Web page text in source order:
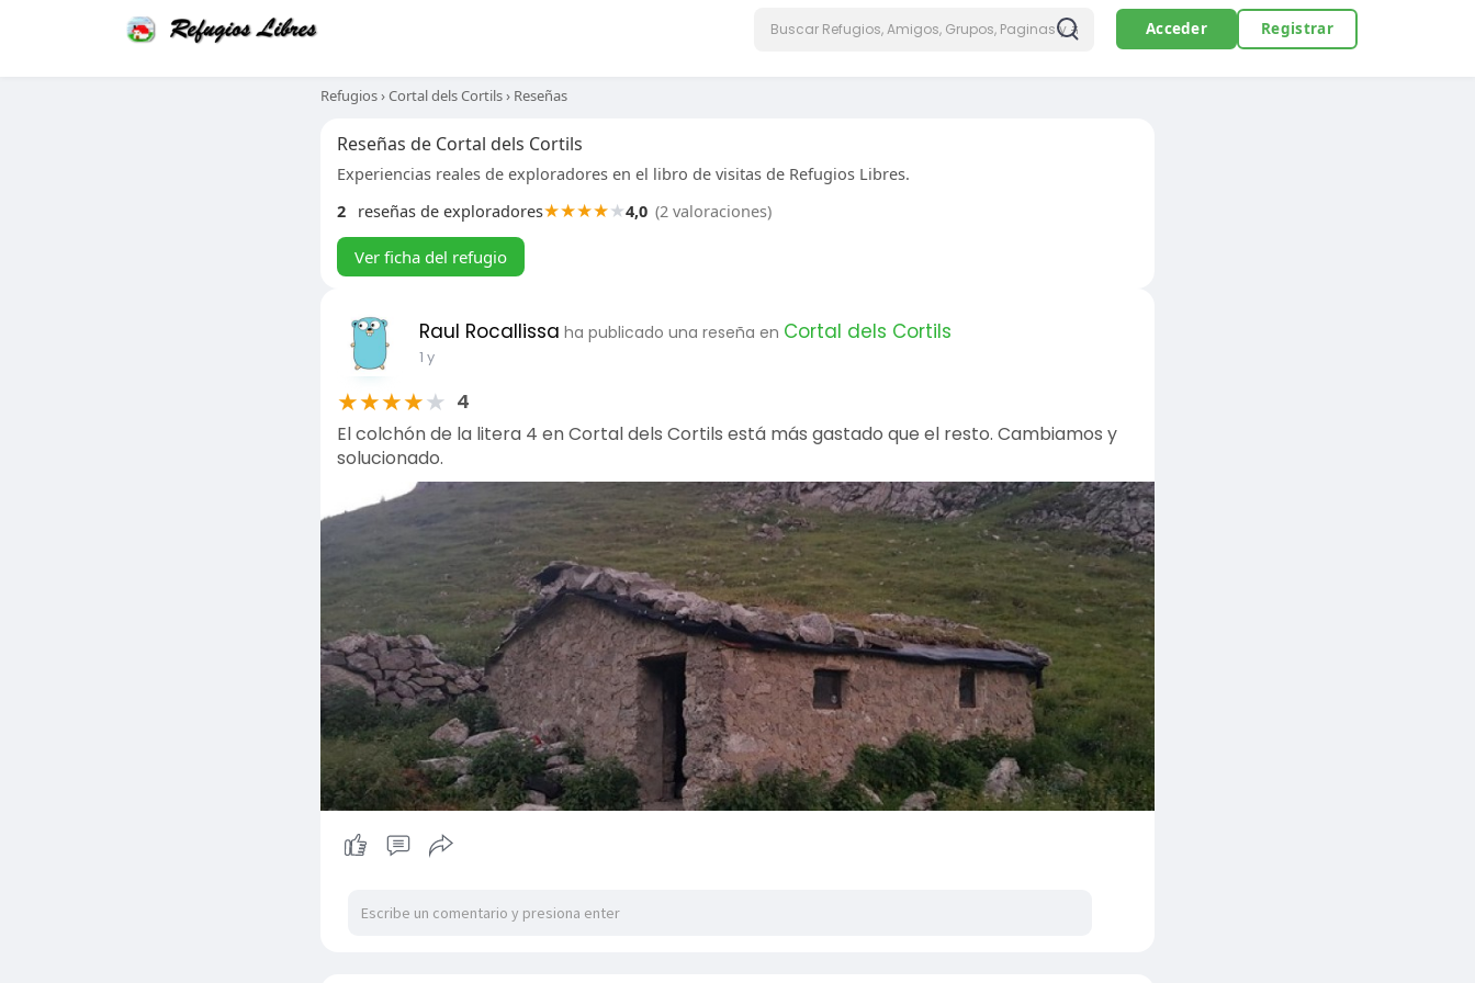
Acceder Registrar
Refugios›Cortal dels Cortils› Reseñas
Reseñas de Cortal dels Cortils
Experiencias reales de exploradores en el libro de visitas de Refugios Libres.
2 reseñas de exploradores★★★★★4,0 (2 valoraciones)
Ver ficha del refugio
Raul Rocallissa ha publicado una reseña en Cortal dels Cortils
1 y
★★★★★ 4
El colchón de la litera 4 en Cortal dels Cortils está más gastado que el resto. Cambiamos y
solucionado.